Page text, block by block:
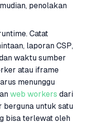
penolakan
Catat
laporan CSP,
waktu sumber
atau iframe
menunggu
web workers dari
untuk satu
bisa terlewat oleh